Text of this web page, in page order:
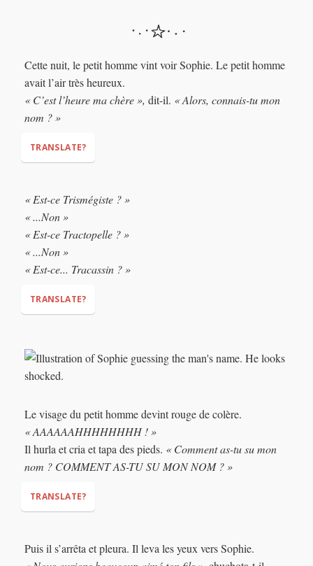
Cette nuit, le petit homme vint voir Sophie. Le petit homme
avait l’air très heureux.
« C’est l’heure ma chère », dit-il. « Alors, connais-tu mon
nom ? »
TRANSLATE?
"It's time, my dear,"
« Est-ce Trismégiste ? »
« ...Non »
« Est-ce Tractopelle ? »
« ...Non »
« Est-ce... Tracassin ? »
TRANSLATE?
"...No"
"Is it Tractopelle?
"..."
Le visage du petit homme devint rouge de colère.
« AAAAAAHHHHHHHH ! »
Il hurla et cria et tapa des pieds. « Comment as-tu su mon
nom ? COMMENT AS-TU SU MON NOM ? »
TRANSLATE?
"ARRRRRRRRRRGH!"
Puis il s’arrêta et pleura. Il leva les yeux vers Sophie.